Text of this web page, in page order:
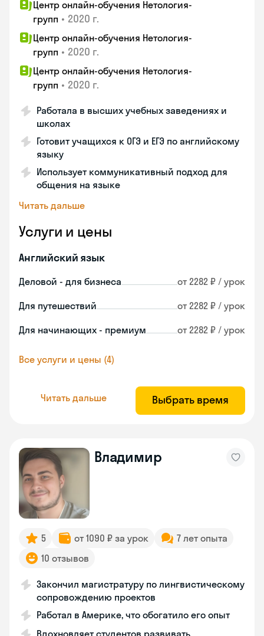
Центр онлайн-обучения Нетология-
групп • 2020 г.
Центр онлайн-обучения Нетология-
групп • 2020 г.
Центр онлайн-обучения Нетология-
групп • 2020 г.
Работала в высших учебных заведениях и
школах
Готовит учащихся к ОГЭ и ЕГЭ по английскому
языку
Использует коммуникативный подход для
общения на языке
Читать дальше
Услуги и цены
Английский язык
Деловой - для бизнеса от 2282 ₽ / урок
Для путешествий от 2282 ₽ / урок
Для начинающих - премиум от 2282 ₽ / урок
Все услуги и цены (4)
Читать дальше Выбрать время
Владимир
5 от 1090 ₽ за урок
7 лет опыта
10 отзывов
Закончил магистратуру по лингвистическому
сопровождению проектов
Работал в Америке, что обогатило его опыт
Вдохновляет студентов развивать